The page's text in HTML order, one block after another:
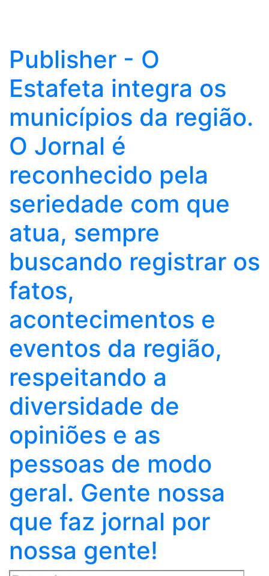
Publisher - O
Estafeta integra os
municípios da região.
O Jornal é
reconhecido pela
seriedade com que
atua, sempre
buscando registrar os
fatos,
acontecimentos e
eventos da região,
respeitando a
diversidade de
opiniões e as
pessoas de modo
geral. Gente nossa
que faz jornal por
nossa gente!